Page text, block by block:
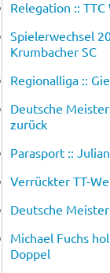
Relegation ::
Spielerwechsel
Krumbacher SC
Regionalliga ::
Deutsche
zurück
Parasport ::
Verrückter TT-
Deutsche
Michael Fuchs
Doppel